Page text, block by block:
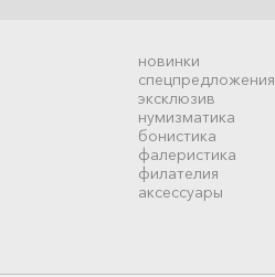
новинки
спецпредложения
эксклюзив
нумизматика
бонистика
фалеристика
филателия
аксессуары